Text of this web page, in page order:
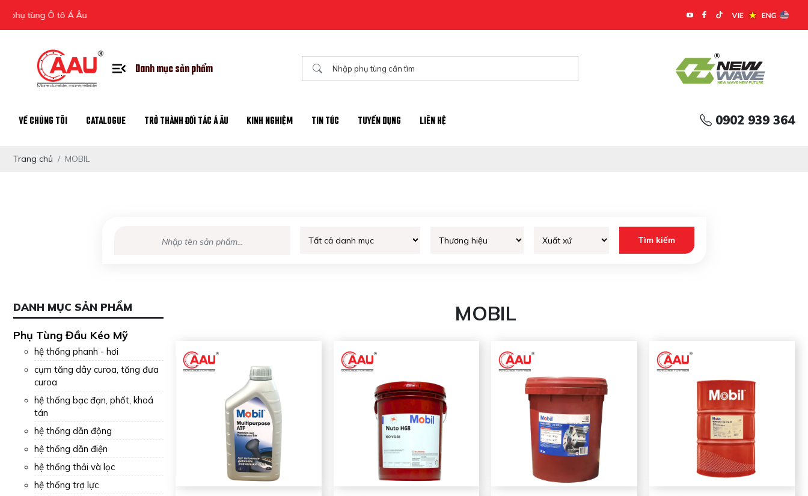
Ô tô Á Âu
Danh mục sản phẩm
VỀ CHÚNG TÔI CATALOGUE TRỞ THÀNH ĐỐI TÁC Á ÂU KINH NGHIỆM TIN TỨC TUYỂN DỤNG LIÊN HỆ 0902 939 364
Trang chủ MOBIL
DANH MỤC SẢN PHẨM
Phụ Tùng Đầu Kéo Mỹ
hệ thống phanh - hơi
cụm tăng dây curoa, tăng đưa
curoa
hệ thống bạc đạn, phốt, khoá
tán
hệ thống dẫn động
hệ thống dẫn điện
hệ thống thải và lọc
hệ thống trợ lực
MOBIL